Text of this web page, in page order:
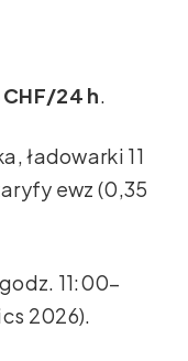
24 h.
ładowarki 11
ewz (0,35
11:00–
2026).